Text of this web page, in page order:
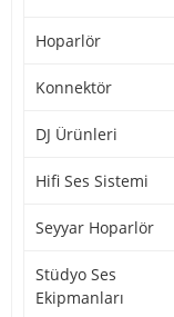
Hoparlör
Konnektör
DJ Ürünleri
Hifi Ses Sistemi
Seyyar Hoparlör
Stüdyo Ses
Ekipmanları